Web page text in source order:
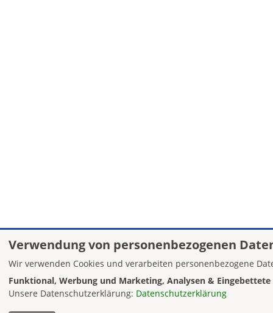
Verwendung von personenbezogenen
Wir verwenden Cookies und verarbeiten personenbezogene
Funktional, Werbung und Marketing, Analysen &
Unsere Datenschutzerklärung: Datenschutzerklärung